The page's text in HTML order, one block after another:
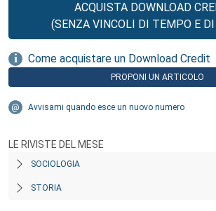
ACQUISTA DOWNLOAD
(SENZA VINCOLI DI TEMPO E
Come acquistare un Download Credit
PROPONI UN ARTICOLO
Avvisami quando esce un nuovo numero
LE RIVISTE DEL MESE
SOCIOLOGIA
STORIA